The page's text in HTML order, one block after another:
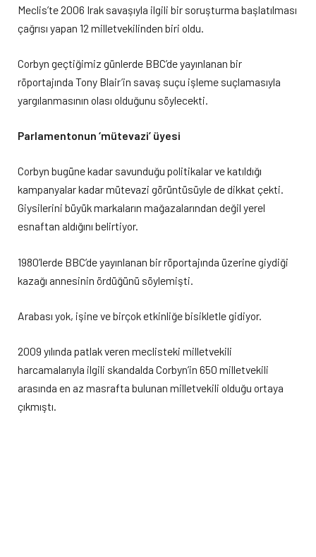
Meclis’te 2006 Irak savaşıyla ilgili bir soruşturma başlatılması
çağrısı yapan 12 milletvekilinden biri oldu.
Corbyn geçtiğimiz günlerde BBC’de yayınlanan bir
röportajında Tony Blair’in savaş suçu işleme suçlamasıyla
yargılanmasının olası olduğunu söylecekti.
Parlamentonun ‘mütevazi’ üyesi
Corbyn bugüne kadar savunduğu politikalar ve katıldığı
kampanyalar kadar mütevazi görüntüsüyle de dikkat çekti.
Giysilerini büyük markaların mağazalarından değil yerel
esnaftan aldığını belirtiyor.
1980’lerde BBC’de yayınlanan bir röportajında üzerine giydiği
kazağı annesinin ördüğünü söylemişti.
Arabası yok, işine ve birçok etkinliğe bisikletle gidiyor.
2009 yılında patlak veren meclisteki milletvekili
harcamalarıyla ilgili skandalda Corbyn’in 650 milletvekili
arasında en az masrafta bulunan milletvekili olduğu ortaya
çıkmıştı.